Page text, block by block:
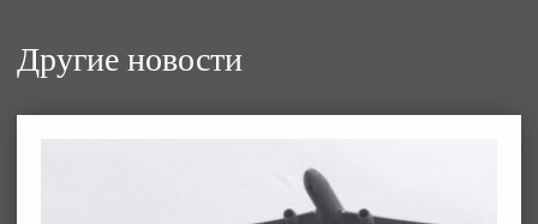
Другие новости